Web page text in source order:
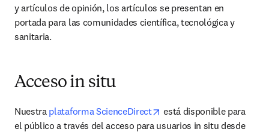
y artículos de opinión, los artículos se presentan en
portada para las comunidades científica, tecnológica y
sanitaria.
Acceso in situ
Nuestra plataforma ScienceDirect opens in new tab/window
está disponible para
el público a través del acceso para usuarios in situ desde